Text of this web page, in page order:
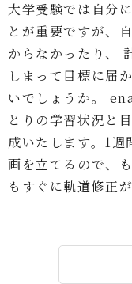
大学受験では自分
とが重要ですが、
からなかったり、
しまって目標に届
いでしょうか。
とりの学習状況と
成いたします。1
画を立てるので、
もすぐに軌道修正